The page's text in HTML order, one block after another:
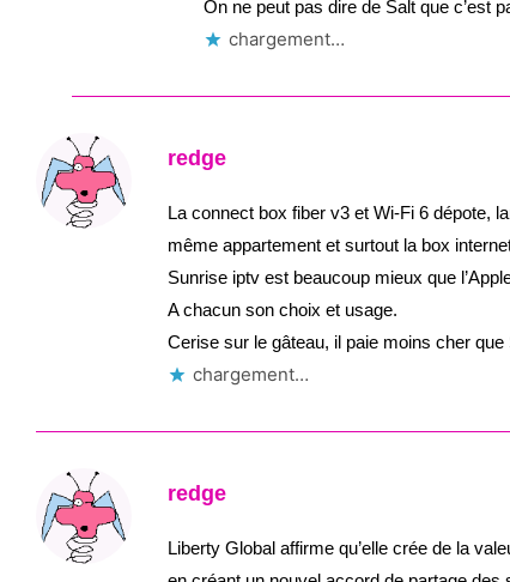
On ne peut pas dire de Salt que c’est
chargement…
redge
La connect box fiber v3 et Wi-Fi 6 dépote,
même appartement et surtout la box
Sunrise iptv est beaucoup mieux que
A chacun son choix et usage.
Cerise sur le gâteau, il paie moins cher que
chargement…
redge
Liberty Global affirme qu’elle crée de la